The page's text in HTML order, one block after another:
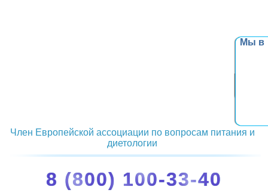
Мы в
Член Европейской ассоциации по вопросам питания и
диетологии
8 (800) 100-33-40